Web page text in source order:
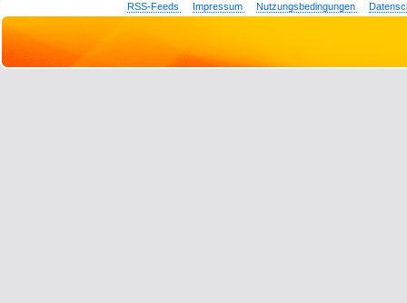
RSS-Feeds Impressum Nutzungsbedingungen